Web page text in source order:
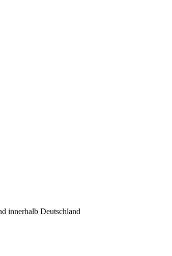
innerhalb Deutschland